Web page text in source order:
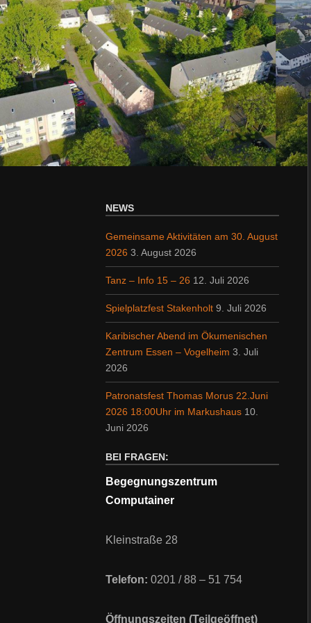
NEWS
Gemeinsame Aktivitäten am 30. August
2026 3. August 2026
Tanz – Info 15 – 26 12. Juli 2026
Spielplatzfest Stakenholt 9. Juli 2026
Karibischer Abend im Ökumenischen
Zentrum Essen – Vogelheim 3. Juli
2026
Patronatsfest Thomas Morus 22.Juni
2026 18:00Uhr im Markushaus 10.
Juni 2026
BEI FRAGEN:
Begegnungszentrum
Computainer
Kleinstraße 28
Telefon: 0201 / 88 – 51 754
Öffnungszeiten (Teilgeöffnet)